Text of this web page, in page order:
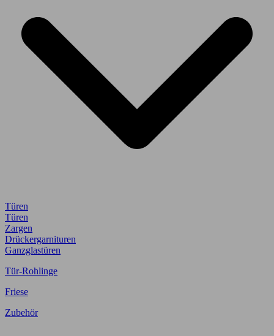
Türen
Türen
Zargen
Drückergarnituren
Ganzglastüren
Tür-Rohlinge
Friese
Zubehör